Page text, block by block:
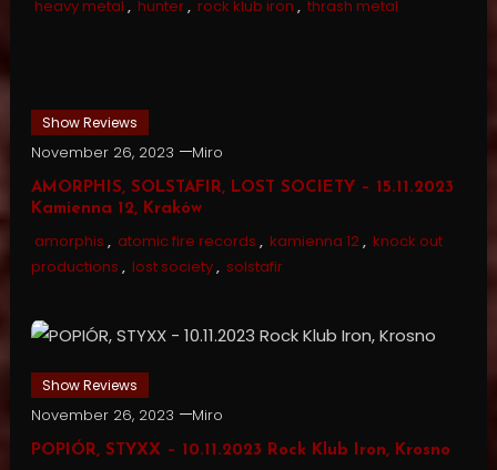
heavy metal , hunter, rock klub iron , thrash metal
Show Reviews
November 26, 2023 Miro
AMORPHIS, SOLSTAFIR, LOST SOCIETY – 15.11.2023
Kamienna 12, Kraków
amorphis , atomic fire records , kamienna 12, knock out
productions , lost society, solstafir
Show Reviews
November 26, 2023 Miro
POPIÓR, STYXX – 10.11.2023 Rock Klub Iron, Krosno